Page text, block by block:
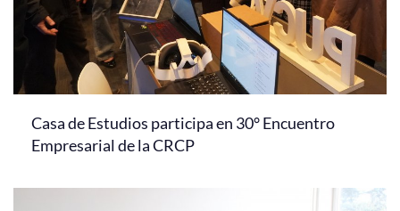
Casa de Estudios participa en 30° Encuentro
Empresarial de la CRCP